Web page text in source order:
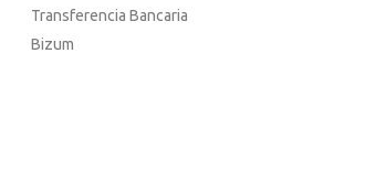
Transferencia Bancaria
Bizum